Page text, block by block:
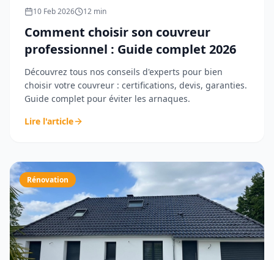
10 Feb 2026 12 min
Comment choisir son couvreur
professionnel : Guide complet 2026
Découvrez tous nos conseils d'experts pour bien
choisir votre couvreur : certifications, devis, garanties.
Guide complet pour éviter les arnaques.
Lire l'article
Rénovation